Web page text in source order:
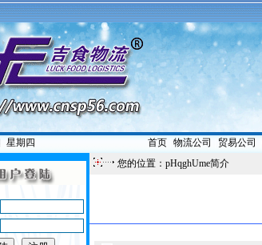
星期四 首页| 物流公司 贸易公司
您的位置：pHqghUme简介